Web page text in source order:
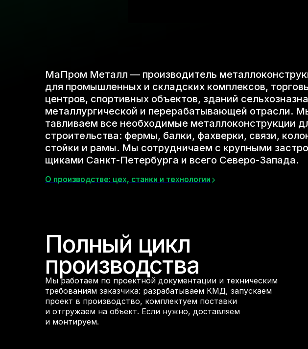
О производстве: цех, станки и технологии
О производстве: цех, станки и технологии
МаПром Металл — производитель
для промышленных и складских комплексов,
центров, спортивных объектов, зданий
металлургической и перерабаты­вающей отрасли.
тавливаем все необходимые металло­конструкции
строительства: фермы, балки, фахверки, связи,
стойки и рамы. Мы сотруд­ничаем с крупными
щиками Санкт-Петербурга и всего Северо-Запада.
Полный цикл
производства
Мы работаем по проектной документации и техническим
требованиям заказчика: разрабатываем КМД, запускаем
проект в производство, комплектуем поставки
и отгружаем на объект. Если нужно, доставляем
и монтируем.